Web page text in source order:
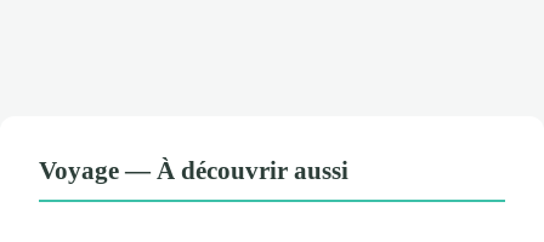
Voyage — À découvrir aussi